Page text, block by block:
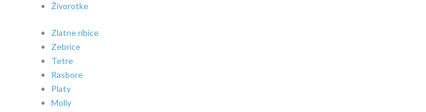
Živorotke
Zlatne ribice
Zebrice
Tetre
Rasbore
Platy
Molly